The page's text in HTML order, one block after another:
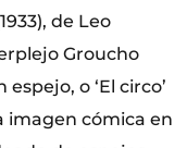
de Leo
Groucho
o ‘El circo’
imagen cómica en